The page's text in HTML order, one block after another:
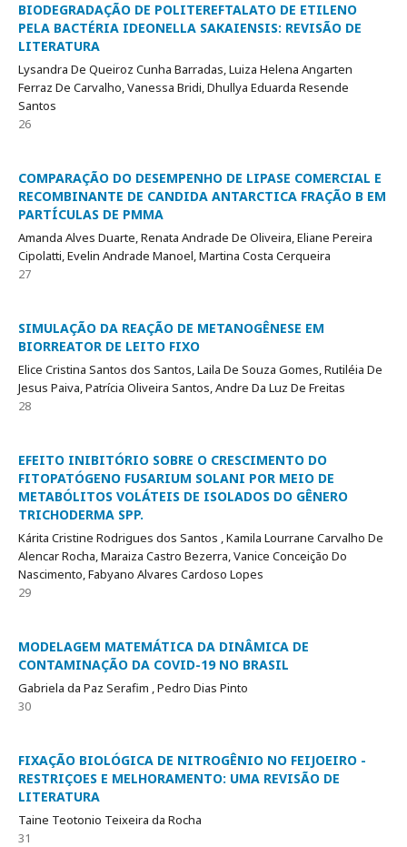
BIODEGRADAÇÃO DE POLITEREFTALATO DE ETILENO
PELA BACTÉRIA IDEONELLA SAKAIENSIS: REVISÃO DE
LITERATURA
Lysandra De Queiroz Cunha Barradas, Luiza Helena Angarten
Ferraz De Carvalho, Vanessa Bridi, Dhullya Eduarda Resende
Santos
26
COMPARAÇÃO DO DESEMPENHO DE LIPASE COMERCIAL E
RECOMBINANTE DE CANDIDA ANTARCTICA FRAÇÃO B EM
PARTÍCULAS DE PMMA
Amanda Alves Duarte, Renata Andrade De Oliveira, Eliane Pereira
Cipolatti, Evelin Andrade Manoel, Martina Costa Cerqueira
27
SIMULAÇÃO DA REAÇÃO DE METANOGÊNESE EM
BIORREATOR DE LEITO FIXO
Elice Cristina Santos dos Santos, Laila De Souza Gomes, Rutiléia De
Jesus Paiva, Patrícia Oliveira Santos, Andre Da Luz De Freitas
28
EFEITO INIBITÓRIO SOBRE O CRESCIMENTO DO
FITOPATÓGENO FUSARIUM SOLANI POR MEIO DE
METABÓLITOS VOLÁTEIS DE ISOLADOS DO GÊNERO
TRICHODERMA SPP.
Kárita Cristine Rodrigues dos Santos , Kamila Lourrane Carvalho De
Alencar Rocha, Maraiza Castro Bezerra, Vanice Conceição Do
Nascimento, Fabyano Alvares Cardoso Lopes
29
MODELAGEM MATEMÁTICA DA DINÂMICA DE
CONTAMINAÇÃO DA COVID-19 NO BRASIL
Gabriela da Paz Serafim , Pedro Dias Pinto
30
FIXAÇÃO BIOLÓGICA DE NITROGÊNIO NO FEIJOEIRO -
RESTRIÇOES E MELHORAMENTO: UMA REVISÃO DE
LITERATURA
Taine Teotonio Teixeira da Rocha
31